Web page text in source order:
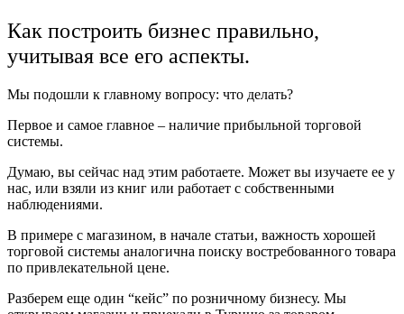
Как построить бизнес правильно,
учитывая все его аспекты.
Мы подошли к главному вопросу: что делать?
Первое и самое главное – наличие прибыльной торговой
системы.
Думаю, вы сейчас над этим работаете. Может вы изучаете ее у
нас, или взяли из книг или работает с собственными
наблюдениями.
В примере с магазином, в начале статьи, важность хорошей
торговой системы аналогична поиску востребованного товара
по привлекательной цене.
Разберем еще один “кейс” по розничному бизнесу. Мы